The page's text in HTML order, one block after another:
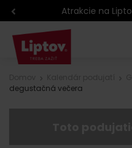
Atrakcie na
degustačná večera